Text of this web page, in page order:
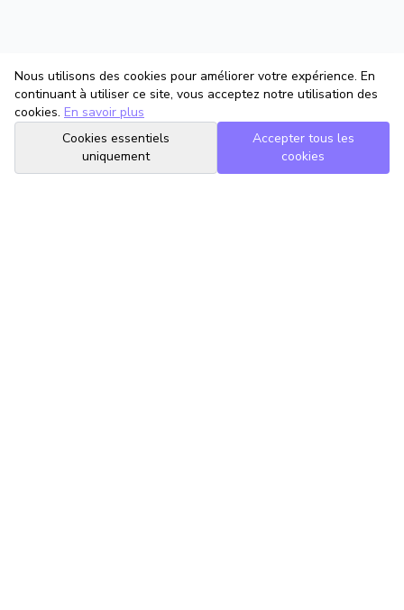
Nous utilisons des cookies pour améliorer votre expérience. En
continuant à utiliser ce site, vous acceptez notre utilisation des
cookies. En savoir plus
Cookies essentiels
uniquement
Accepter tous les
cookies